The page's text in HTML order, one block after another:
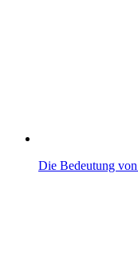
Die Bedeutung